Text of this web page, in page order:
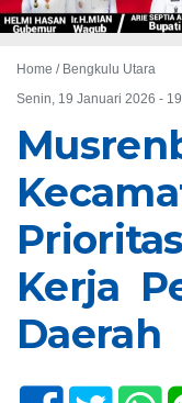
Home / Bengkulu Utara
Senin, 19 Januari 2026 -
Kerja
Daerah